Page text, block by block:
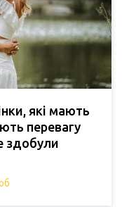
які мають
перевагу
здобули